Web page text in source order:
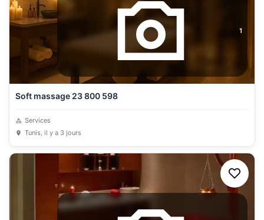
1
Soft massage 23 800 598
Services
Tunis, il y a 3 jours